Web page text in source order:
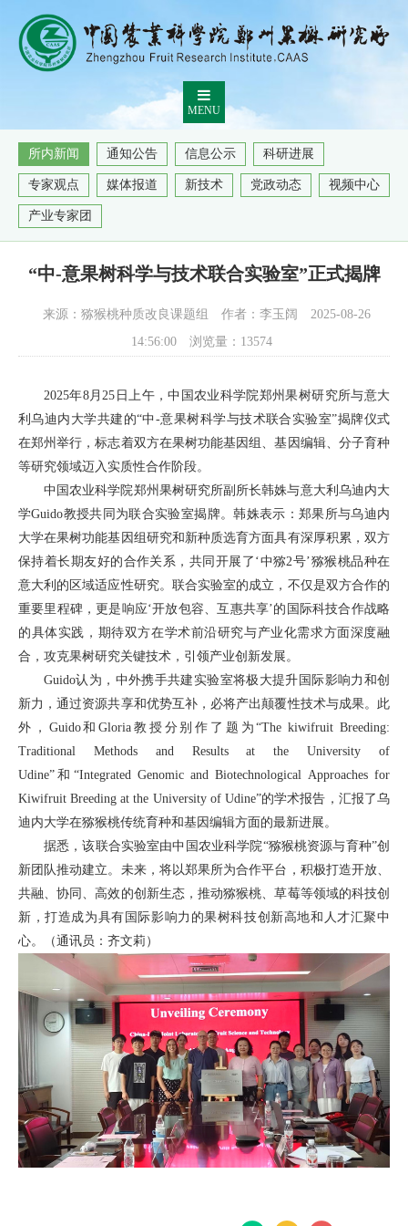
MENU
所内新闻 通知公告 信息公示 科研进展
专家观点 媒体报道 新技术 党政动态 视频中心
产业专家团
“中-意果树科学与技术联合实验室”正式揭牌
来源：猕猴桃种质改良课题组 作者：李玉阔
2025-08-26
14:56:00
浏览量： 13574
2025年8月25日上午，中国农业科学院郑州果树研究所与意大
利乌迪内大学共建的“中-意果树科学与技术联合实验室”揭牌仪式
在郑州举行，标志着双方在果树功能基因组、基因编辑、分子育种
等研究领域迈入实质性合作阶段。
中国农业科学院郑州果树研究所副所长韩姝与意大利乌迪内大
学Guido教授共同为联合实验室揭牌。韩姝表示：郑果所与乌迪内
大学在果树功能基因组研究和新种质选育方面具有深厚积累，双方
保持着长期友好的合作关系，共同开展了‘中猕2号’猕猴桃品种在
意大利的区域适应性研究。联合实验室的成立，不仅是双方合作的
重要里程碑，更是响应‘开放包容、互惠共享’的国际科技合作战略
的具体实践，期待双方在学术前沿研究与产业化需求方面深度融
合，攻克果树研究关键技术，引领产业创新发展。
Guido认为，中外携手共建实验室将极大提升国际影响力和创
新力，通过资源共享和优势互补，必将产出颠覆性技术与成果。此
外，Guido和Gloria教授分别作了题为“The kiwifruit Breeding:
Traditional Methods and Results at the University of
Udine”和“Integrated Genomic and Biotechnological Approaches for
Kiwifruit Breeding at the University of Udine”的学术报告，汇报了乌
迪内大学在猕猴桃传统育种和基因编辑方面的最新进展。
据悉，该联合实验室由中国农业科学院“猕猴桃资源与育种”创
新团队推动建立。未来，将以郑果所为合作平台，积极打造开放、
共融、协同、高效的创新生态，推动猕猴桃、草莓等领域的科技创
新，打造成为具有国际影响力的果树科技创新高地和人才汇聚中
心。（通讯员：齐文莉）